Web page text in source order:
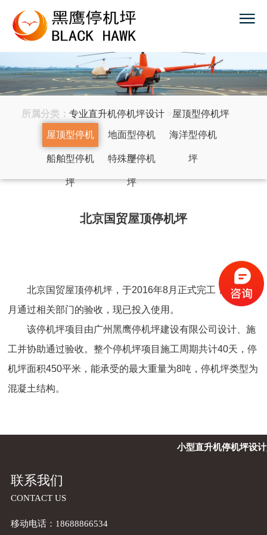
所属分类： 专业直升机停机坪设计>屋顶型停机坪
屋顶型停机
坪
地面型停机
坪
海洋型停机
坪
船舶型停机
坪
特殊型停机
坪
北京国贸屋顶停机坪
北京国贸屋顶停机坪，于2016年8月正式完工，并在9
月通过相关部门的验收，现已投入使用。
该停机坪项目由广州黑鹰停机坪建设有限公司设计、施
工并协助通过验收。整个停机坪项目施工周期共计40天，停
机坪面积450平米，能承受的最大重量为8吨，停机坪类型为
混凝土结构。
小型直升机停机坪设计
联系我们
CONTACT US
移动电话：18688866534